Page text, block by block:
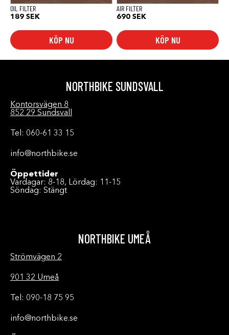
OIL FILTER
189 SEK
KÖP NU
AIR FILTER
690 SEK
KÖP NU
NORTHBIKE SUNDSVALL
Kontorsvägen 8
852 29 Sundsvall
Tel: 060-61 33 15
info@northbike.se
Öppettider
Vardagar: 8-18, Lördag: 11-15
Söndag: Stängt
NORTHBIKE UMEÅ
Strömvägen 2
901 32 Umeå
Tel: 090-18 75 95
info@northbike.se